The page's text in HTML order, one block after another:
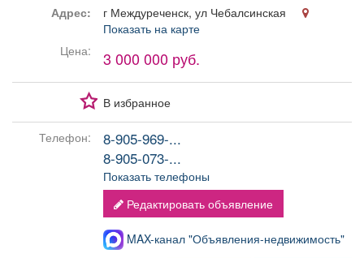
Адрес:
г Междуреченск, ул Чебалсинская
Показать на карте
Цена:
3 000 000 руб.
В избранное
Телефон:
8-905-969-...
8-905-073-...
Показать телефоны
Редактировать объявление
MAX-канал "Объявления-недвижимость"